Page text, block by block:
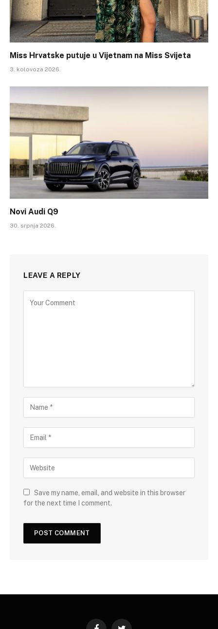
Miss Hrvatske putuje u Vijetnam na Miss Svijeta
3. kolovoza 2026.
Novi Audi Q9
30. srpnja 2026.
LEAVE A REPLY
Save my name, email, and website in this browser
for the next time I comment.